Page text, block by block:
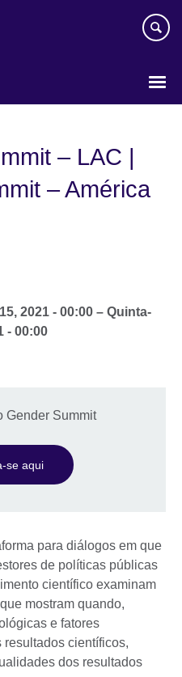
– LAC |
– América
2021 - 00:00 –Quinta-
- 00:00
Gender Summit
se aqui
para diálogos em que
de políticas públicas
científico examinam
mostram quando,
e fatores
científicos,
dos resultados